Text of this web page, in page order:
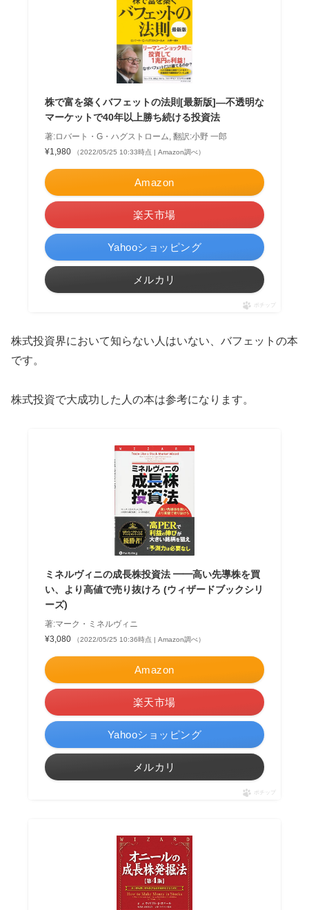
株で富を築くバフェットの法則[最新版]—不透明な
マーケットで40年以上勝ち続ける投資法
著:ロバート・G・ハグストローム, 翻訳:小野 一郎
¥1,980
（2022/05/25 10:33時点 | Amazon調べ）
Amazon
楽天市場
Yahooショッピング
メルカリ
ポチップ
株式投資界において知らない人はいない、バフェットの本
です。
株式投資で大成功した人の本は参考になります。
ミネルヴィニの成長株投資法 ━━高い先導株を買
い、より高値で売り抜けろ (ウィザードブックシリ
ーズ)
著:マーク・ミネルヴィニ
¥3,080
（2022/05/25 10:36時点 | Amazon調べ）
Amazon
楽天市場
Yahooショッピング
メルカリ
ポチップ